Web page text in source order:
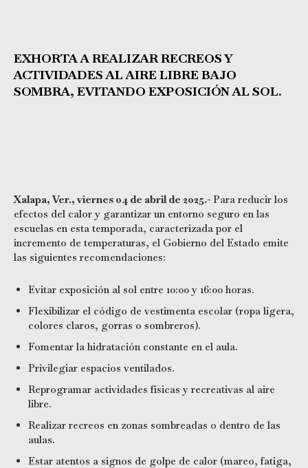
EXHORTA A REALIZAR RECREOS Y
ACTIVIDADES AL AIRE LIBRE BAJO
SOMBRA, EVITANDO EXPOSICIÓN AL SOL.
Xalapa, Ver., viernes 04 de abril de 2025.- Para reducir los
efectos del calor y garantizar un entorno seguro en las
escuelas en esta temporada, caracterizada por el
incremento de temperaturas, el Gobierno del Estado emite
las siguientes recomendaciones:
Evitar exposición al sol entre 10:00 y 16:00 horas.
Flexibilizar el código de vestimenta escolar (ropa ligera,
colores claros, gorras o sombreros).
Fomentar la hidratación constante en el aula.
Privilegiar espacios ventilados.
Reprogramar actividades físicas y recreativas al aire
libre.
Realizar recreos en zonas sombreadas o dentro de las
aulas.
Estar atentos a signos de golpe de calor (mareo, fatiga,